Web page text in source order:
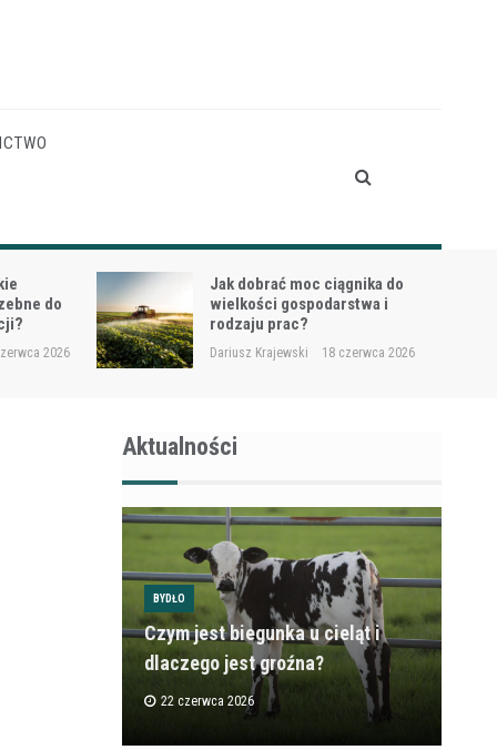
do
i
2026
Siewnik do trawy przy
dosiewkach – jak uniknąć
nierównych wschodów?
Dariusz Krajewski 16 czerwca 2026
Aktualności
BYDŁO
Czym jest biegunka u cieląt i
dlaczego jest groźna?
22 czerwca 2026